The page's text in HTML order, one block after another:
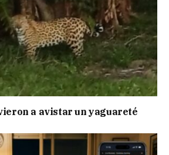
a avistar un yaguareté